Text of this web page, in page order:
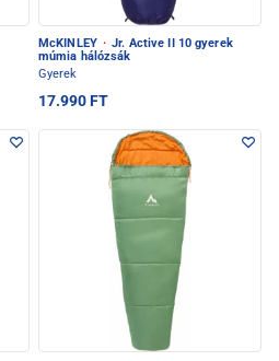
McKINLEY · Jr. Active II 10 gyerek
múmia hálózsák
Gyerek
17.990 FT